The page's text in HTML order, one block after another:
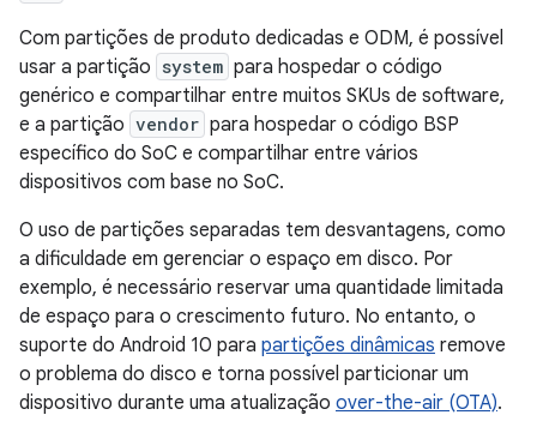
Com partições de produto dedicadas e ODM, é possível
usar a partição system para hospedar o código
genérico e compartilhar entre muitos SKUs de software,
e a partição vendor para hospedar o código BSP
específico do SoC e compartilhar entre vários
dispositivos com base no SoC.
O uso de partições separadas tem desvantagens, como
a dificuldade em gerenciar o espaço em disco. Por
exemplo, é necessário reservar uma quantidade limitada
de espaço para o crescimento futuro. No entanto, o
suporte do Android 10 para partições dinâmicas remove
o problema do disco e torna possível particionar um
dispositivo durante uma atualização over-the-air (OTA).